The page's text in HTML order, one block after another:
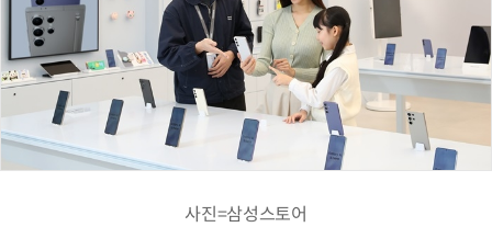
사진=삼성스토어